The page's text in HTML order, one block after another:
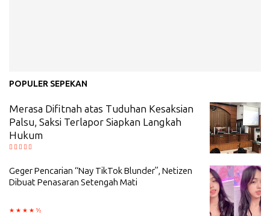
POPULER SEPEKAN
Merasa Difitnah atas Tuduhan Kesaksian
Palsu, Saksi Terlapor Siapkan Langkah
Hukum
Geger Pencarian “Nay TikTok Blunder”, Netizen
Dibuat Penasaran Setengah Mati